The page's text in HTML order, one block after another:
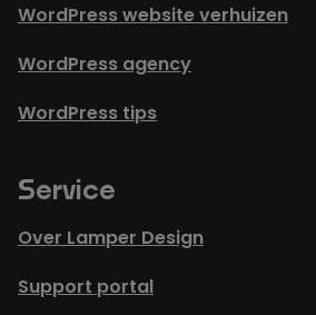
WordPress website verhuizen
WordPress agency
WordPress tips
Service
Over Lamper Design
Support portal